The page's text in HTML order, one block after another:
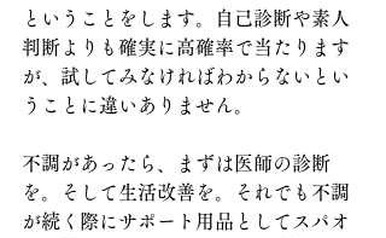
ということをします。自己診断や素人
判断よりも確実に高確率で当たります
が、試してみなければわからないとい
うことに違いありません。
不調があったら、まずは医師の診断
を。そして生活改善を。それでも不調
が続く際にサポート用品としてスパオ